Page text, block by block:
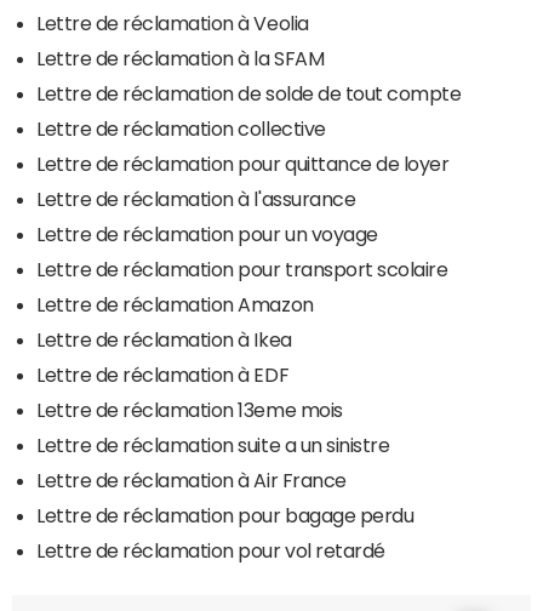
Lettre de réclamation à Veolia
Lettre de réclamation à la SFAM
Lettre de réclamation de solde de tout compte
Lettre de réclamation collective
Lettre de réclamation pour quittance de loyer
Lettre de réclamation à l'assurance
Lettre de réclamation pour un voyage
Lettre de réclamation pour transport scolaire
Lettre de réclamation Amazon
Lettre de réclamation à Ikea
Lettre de réclamation à EDF
Lettre de réclamation 13eme mois
Lettre de réclamation suite a un sinistre
Lettre de réclamation à Air France
Lettre de réclamation pour bagage perdu
Lettre de réclamation pour vol retardé